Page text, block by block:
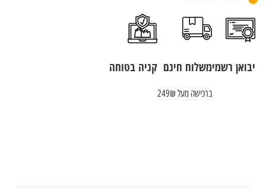
יבואן רשמימשלוח חינם
ברכישה מעל 249₪
קניה בטוחה